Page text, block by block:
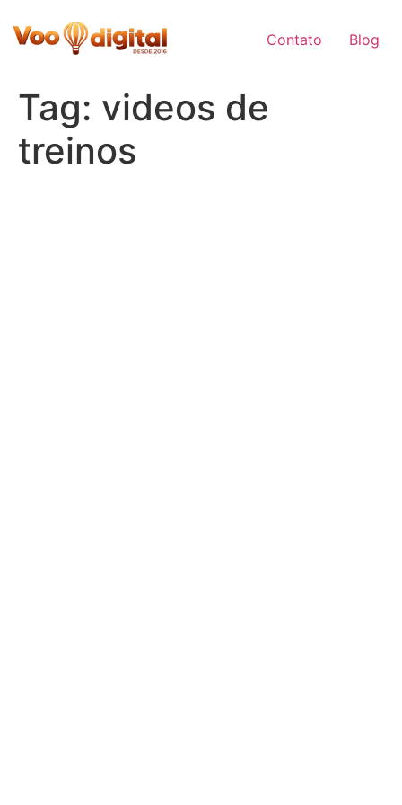
to
Contato Blog
Tag: videos de
treinos